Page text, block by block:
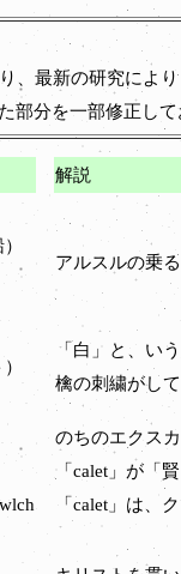
、最新の研究により
部分を一部修正し
解説
アルスルの乗
「白」と、い
檎の刺繍がし
のちのエクス
「calet」が「
「calet」は、